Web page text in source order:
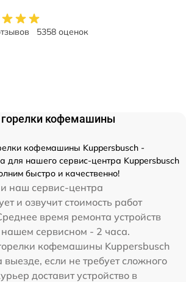
5358 оценок
кофемашины
кофемашины Kuppersbusch -
для нашего сервис-центра Kuppersbusch
быстро и качественно!
наш сервис-центра
и озвучит стоимость работ
время ремонта устройств
сервисном - 2 часа.
кофемашины Kuppersbusch
выезде, если не требует сложного
доставит устройство в